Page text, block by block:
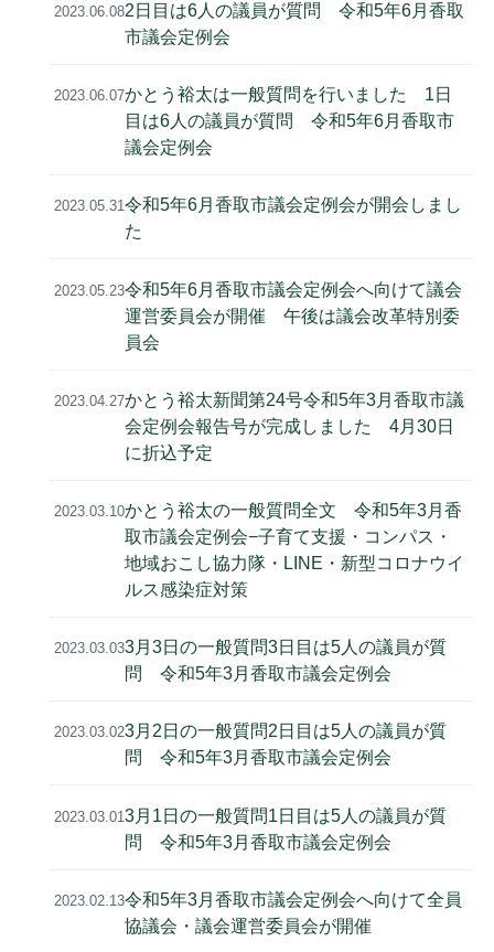
2023.06.082日目は6人の議員が質問 令和5年6月香取
市議会定例会
2023.06.07かとう裕太は一般質問を行いました 1日
目は6人の議員が質問 令和5年6月香取市
議会定例会
2023.05.31令和5年6月香取市議会定例会が開会しまし
た
2023.05.23令和5年6月香取市議会定例会へ向けて議会
運営委員会が開催 午後は議会改革特別委
員会
2023.04.27かとう裕太新聞第24号令和5年3月香取市議
会定例会報告号が完成しました 4月30日
に折込予定
2023.03.10かとう裕太の一般質問全文 令和5年3月香
取市議会定例会−子育て支援・コンパス・
地域おこし協力隊・LINE・新型コロナウイ
ルス感染症対策
2023.03.033月3日の一般質問3日目は5人の議員が質
問 令和5年3月香取市議会定例会
2023.03.023月2日の一般質問2日目は5人の議員が質
問 令和5年3月香取市議会定例会
2023.03.013月1日の一般質問1日目は5人の議員が質
問 令和5年3月香取市議会定例会
2023.02.13令和5年3月香取市議会定例会へ向けて全員
協議会・議会運営委員会が開催